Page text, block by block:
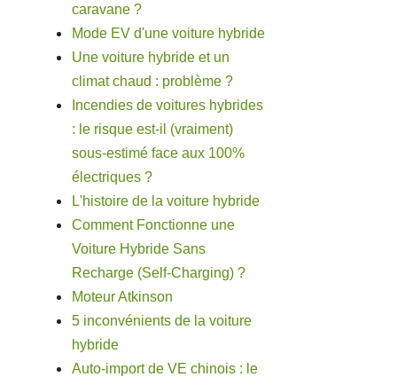
caravane ?
Mode EV d'une voiture hybride
Une voiture hybride et un
climat chaud : problème ?
Incendies de voitures hybrides
: le risque est-il (vraiment)
sous-estimé face aux 100%
électriques ?
L'histoire de la voiture hybride
Comment Fonctionne une
Voiture Hybride Sans
Recharge (Self-Charging) ?
Moteur Atkinson
5 inconvénients de la voiture
hybride
Auto-import de VE chinois : le